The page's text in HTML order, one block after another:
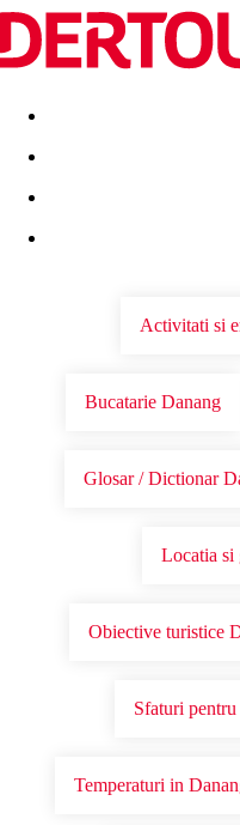
Destinatii Vacanta
Activitati si
Bucatarie Danang
Glosar / Dictionar
Locatia si
Obiective turistice
Sfaturi
Temperaturi in